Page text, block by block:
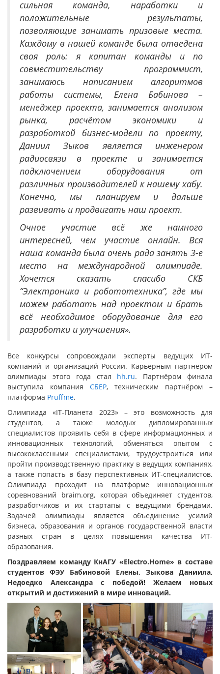
сильная команда, наработки и
положительные результаты,
позволяющие занимать призовые места.
Каждому в нашей команде была отведена
своя роль: я капитан команды и по
совместительству программист,
занимаюсь написанием алгоритмов
работы системы, Елена Бабинова –
менеджер проекта, занимается анализом
рынка, расчётом экономики и
разработкой бизнес-модели по проекту,
Даниил Зыков является инженером
радиосвязи в проекте и занимается
подключением оборудования от
различных производителей к нашему хабу.
Конечно, мы планируем и дальше
развивать и продвигать наш проект.
Очное участие всё же намного
интересней, чем участие онлайн. Вся
наша команда была очень радазанять 3-е
место на международной олимпиаде.
Хочется сказать спасибо СКБ
“Электроника и робототехника”, где мы
можем работать над проектом и брать
всё необходимое оборудование для его
разработки и улучшения».
Все конкурсы сопровождали эксперты ведущих ИТ-
компаний и организаций России. Карьерным партнёром
олимпиады этого года стал hh.ru. Партнёром финала
выступила компания СБЕР, техническим партнёром –
платформа Pruffme.
Олимпиада «IT-Планета 2023» – это возможность для
студентов, а также молодых дипломированных
специалистов проявить себя в сфере информационных и
инновационных технологий, обменяться опытом с
высококлассными специалистами, трудоустроиться или
пройти производственную практику в ведущих компаниях,
а также попасть в базу перспективных ИТ-специалистов.
Олимпиада проходит на платформе инновационных
соревнований braim.org, которая объединяет студентов,
разработчиков и их стартапы с ведущими брендами.
Задачей олимпиады является объединение усилий
бизнеса, образования и органов государственной власти
разных стран в целях повышения качества ИТ-
образования.
Поздравляем команду КнАГУ «Electro.Home» в составе
студентов ФЭУ Бабиновой Елены, Зыкова Даниила,
Недоедко Александра с победой! Желаем новых
открытий и достижений в мире инноваций.